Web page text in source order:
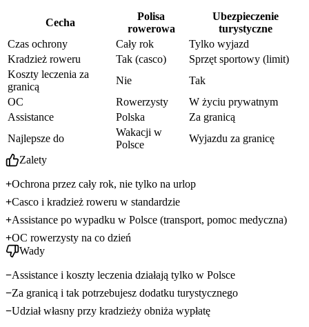
Cecha
Polisa
rowerowa
Ubezpieczenie
turystyczne
Czas ochrony
Cały rok
Tylko wyjazd
Kradzież roweru
Tak (casco)
Sprzęt sportowy (limit)
Koszty leczenia za
granicą
Nie
Tak
OC
Rowerzysty
W życiu prywatnym
Assistance
Polska
Za granicą
Najlepsze do
Wakacji w
Polsce
Wyjazdu za granicę
Zalety
Ochrona przez cały rok, nie tylko na urlop
Casco i kradzież roweru w standardzie
Assistance po wypadku w Polsce (transport, pomoc medyczna)
OC rowerzysty na co dzień
Wady
Assistance i koszty leczenia działają tylko w Polsce
Za granicą i tak potrzebujesz dodatku turystycznego
Udział własny przy kradzieży obniża wypłatę